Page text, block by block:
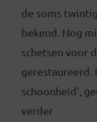
de soms
bekend. Nog
schetsen voor
gerestaureerd.
schoonheid’,
verder